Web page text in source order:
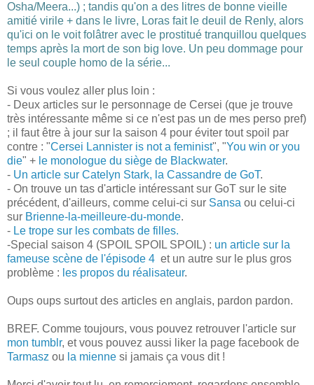
Osha/Meera...) ; tandis qu'on a des litres de bonne vieille
amitié virile + dans le livre, Loras fait le deuil de Renly, alors
qu'ici on le voit folâtrer avec le prostitué tranquillou quelques
temps après la mort de son big love. Un peu dommage pour
le seul couple homo de la série...
Si vous voulez aller plus loin :
- Deux articles sur le personnage de Cersei (que je trouve
très intéressante même si ce n'est pas un de mes perso pref)
; il faut être à jour sur la saison 4 pour éviter tout spoil par
contre : "Cersei Lannister is not a feminist", "You win or you
die" + le monologue du siège de Blackwater.
- Un article sur Catelyn Stark, la Cassandre de GoT.
- On trouve un tas d'article intéressant sur GoT sur le site
précédent, d'ailleurs, comme celui-ci sur Sansa ou celui-ci
sur Brienne-la-meilleure-du-monde.
- Le trope sur les combats de filles.
-Special saison 4 (SPOIL SPOIL SPOIL) : un article sur la
fameuse scène de l'épisode 4 et un autre sur le plus gros
problème : les propos du réalisateur.
Oups oups surtout des articles en anglais, pardon pardon.
BREF. Comme toujours, vous pouvez retrouver l'article sur
mon tumblr, et vous pouvez aussi liker la page facebook de
Tarmasz ou la mienne si jamais ça vous dit !